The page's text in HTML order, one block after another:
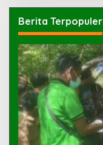
Berita Terpopuler